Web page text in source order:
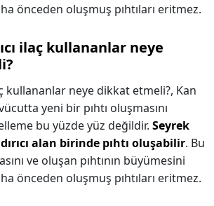
önceden oluşmuş pıhtıları eritmez.
ilaç kullananlar neye
kullananlar neye dikkat etmeli?, Kan
yeni bir pıhtı oluşmasını
bu yüzde yüz değildir. Seyrek
alan birinde pıhtı oluşabilir. Bu
ve oluşan pıhtının büyümesini
önceden oluşmuş pıhtıları eritmez.